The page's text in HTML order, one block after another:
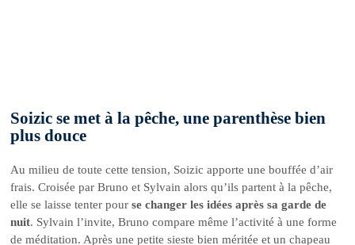
Soizic se met à la pêche, une parenthèse bien
plus douce
Au milieu de toute cette tension, Soizic apporte une bouffée d’air
frais. Croisée par Bruno et Sylvain alors qu’ils partent à la pêche,
elle se laisse tenter pourse changer les idées après sa garde de
nuit. Sylvain l’invite, Bruno compare même l’activité à une forme
de méditation. Après une petite sieste bien méritée et un chapeau